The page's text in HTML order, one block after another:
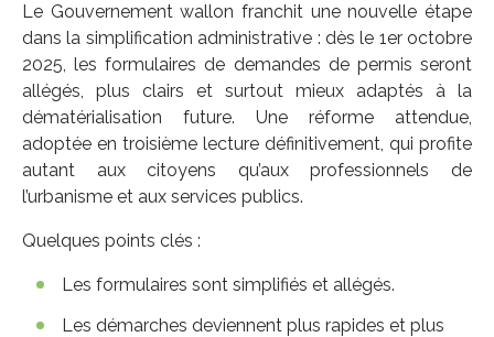
Le Gouvernement wallon franchit une nouvelle étape
dans la simplification administrative : dès le 1er octobre
2025, les formulaires de demandes de permis seront
allégés, plus clairs et surtout mieux adaptés à la
dématérialisation future. Une réforme attendue,
adoptée en troisième lecture définitivement, qui profite
autant aux citoyens qu’aux professionnels de
l’urbanisme et aux services publics.
Quelques points clés :
Les formulaires sont simplifiés et allégés.
Les démarches deviennent plus rapides et plus